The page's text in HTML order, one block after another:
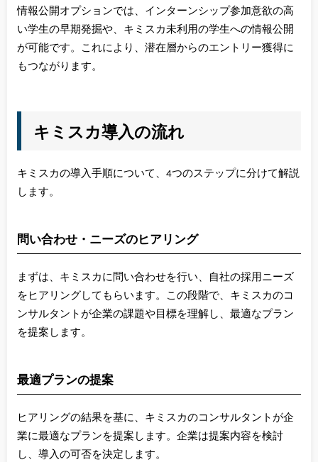
情報公開オプションでは、インターンシップ参加意欲の高
い学生の早期発掘や、キミスカ未利用の学生への情報公開
が可能です。これにより、潜在層からのエントリー獲得に
もつながります。
キミスカ導入の流れ
キミスカの導入手順について、4つのステップに分けて解説
します。
問い合わせ・ニーズのヒアリング
まずは、キミスカに問い合わせを行い、自社の採用ニーズ
をヒアリングしてもらいます。この段階で、キミスカのコ
ンサルタントが企業の課題や目標を理解し、最適なプラン
を提案します。
最適プランの提案
ヒアリングの結果を基に、キミスカのコンサルタントが企
業に最適なプランを提案します。企業は提案内容を検討
し、導入の可否を決定します。